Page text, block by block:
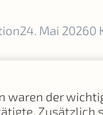
24. Mai 20260
waren der
Zusätzlich